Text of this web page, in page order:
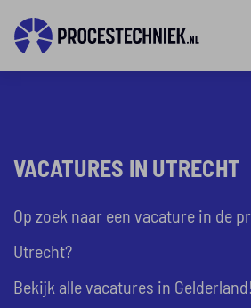
VACATURES IN UTRECHT
Op zoek naar een vacature in de
Utrecht?
Bekijk alle vacatures in Gelderland!